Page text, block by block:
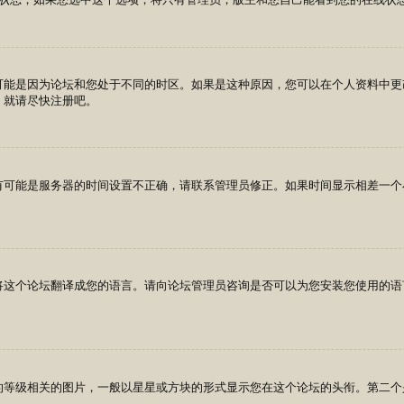
是因为论坛和您处于不同的时区。如果是这种原因，您可以在个人资料中
请尽快注册吧。
能是服务器的时间设置不正确，请联系管理员修正。如果时间显示相差一
个论坛翻译成您的语言。请向论坛管理员咨询是否可以为您安装您使用的
级相关的图片，一般以星星或方块的形式显示您在这个论坛的头衔。第二